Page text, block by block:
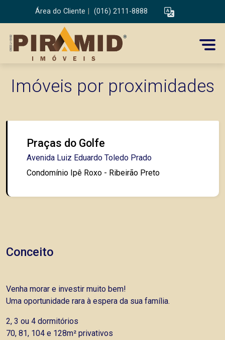
Área do Cliente (016) 2111-8888
Imóveis por proximidades
Praças do Golfe
Avenida Luiz Eduardo Toledo Prado
Condomínio Ipê Roxo - Ribeirão Preto
Conceito
Venha morar e investir muito bem!
Uma oportunidade rara à espera da sua família.
2, 3 ou 4 dormitórios
70, 81, 104 e 128m² privativos